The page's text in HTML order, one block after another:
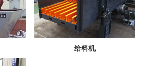
给料机